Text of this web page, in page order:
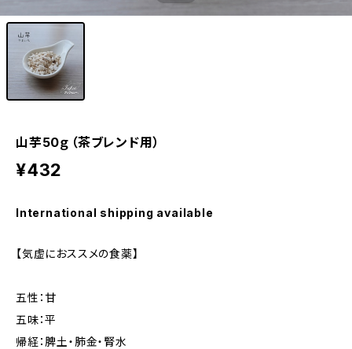
山芋50ｇ（茶ブレンド用）
¥432
International shipping available
【気虚におススメの食薬】
五性：甘
五味：平
帰経：脾土・肺金・腎水